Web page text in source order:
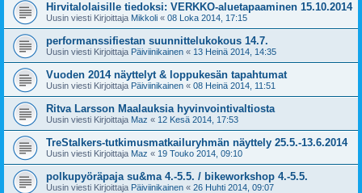
Hirvitalolaisille tiedoksi: VERKKO-aluetapaaminen 15.10.2014
Uusin viesti Kirjoittaja Mikkoli « 08 Loka 2014, 17:15
performanssifiestan suunnittelukokous 14.7.
Uusin viesti Kirjoittaja Päiviinikainen « 13 Heinä 2014, 14:35
Vuoden 2014 näyttelyt & loppukesän tapahtumat
Uusin viesti Kirjoittaja Päiviinikainen « 08 Heinä 2014, 11:51
Ritva Larsson Maalauksia hyvinvointivaltiosta
Uusin viesti Kirjoittaja Maz « 12 Kesä 2014, 17:53
TreStalkers-tutkimusmatkailuryhmän näyttely 25.5.-13.6.2014
Uusin viesti Kirjoittaja Maz « 19 Touko 2014, 09:10
polkupyöräpaja su&ma 4.-5.5. / bikeworkshop 4.-5.5.
Uusin viesti Kirjoittaja Päiviinikainen « 26 Huhti 2014, 09:07